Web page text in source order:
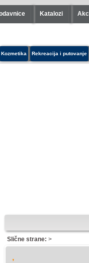
Katalozi
Kozmetika Rekreacija i putovanje
Slične strane: >
,